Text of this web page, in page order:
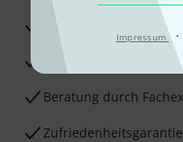
Impressum ·
30 Tage Money-Back-
Beratung durch
Zufriedenheitsgarantie